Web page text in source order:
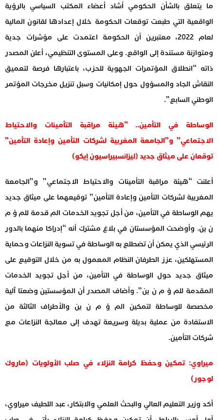
ما يتعلق بالشأن الحكومي أشاد أعضاء المكتب السياسي بالرؤية
الواقعية التي طبعت توقعات الحكومة خلال إعدادها لقانون المالية
لعام 2022، معتبرين أن الحكومة اعتمدت على مؤشرات جدية
ومتوازنة مستندة إلى الواقع. وعلى المستوى التنظيمي، أعلن المصدر
ذاته “انطلاق المؤتمرات الجهوية للحزب، باعتبارها فرصة لتعميق
النقاش الجاد والمسؤول حول إمكانيات وسبل تنزيل مخرجات المؤتمر
الوطني السابع”.
الوساطة في التأمين.. “هيئة مراقبة التأمينات والاحتياط
الاجتماعي” و”الجامعة المغربية لشركات التأمين وإعادة التأمين”
توقعان على ميثاق جديد (ليزانسبيراسيون إيكو)
أعلنت “هيئة مراقبة التأمينات والاحتياط الاجتماعي” و”الجامعة
المغربية لشركات التأمين وإعادة التأمين” توقيعهما على ميثاق جديد
يهم الوساطة في التأمين، من أجل تجويد الخدمات الم قدمة للم ؤ م
ن ين. وأوضحت المؤسستان في بلاغ مشترك أنه “إدراكا منهما بالدور
الرئيسي الذي يمكن أن تضطلع به الوساطة في تسوية النزاعات وحماية
المستهلكين، عزز الطرفان النظام المعمول به من خلال التوقيع على
ميثاق جديد حول الوساطة في التأمين، من أجل تجويد الخدمات
المقدمة للم ؤ م ن ين”. وأضاف المصدر أن المؤسستين وضعتا آلية
مخصصة للوساطة لتمكين الم ؤ م ن ين والأطراف الثالثة من
الاستفادة من عملية بديلة وسريعة تهدف إلى معالجة النزاعات مع
شركات التأمين.
ميراوي: تمكين وحفظ كرامة النزلاء في صلب الأولويات (ماروك
لوجور)
أكد وزير التعليم العالي والبحث العلمي والابتكار، عبد اللطيف ميراوي،